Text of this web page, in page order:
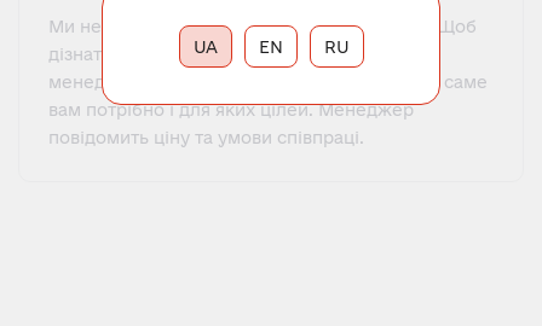
Ми не пропонуємо фіксований прайс-лист. Щоб
дізнатися ціну, потрібно зв'язатися з нашим
менеджером, познайомитися, пояснити, що саме
вам потрібно і для яких цілей. Менеджер
повідомить ціну та умови співпраці.
RU
UA EN